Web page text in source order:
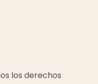
los derechos